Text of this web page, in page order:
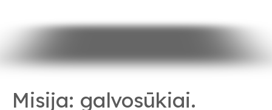
Misija: galvosūkiai.